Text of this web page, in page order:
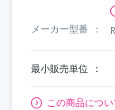
メーカー型番
最小販売単位
この商品につ